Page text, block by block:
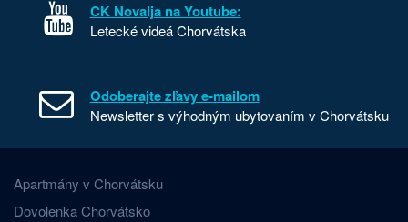
CK Novalja na Youtube:
Letecké videá Chorvátska
Odoberajte zľavy e-mailom
Newsletter s výhodným ubytovaním v Chorvátsku
Apartmány v Chorvátsku
Dovolenka Chorvátsko